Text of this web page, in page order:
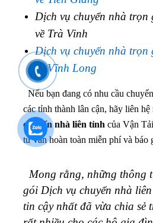
Dịch vụ chuyển nhà
về Trà Vinh
Dịch vụ chuyển nhà
về Vĩnh Long
Nếu bạn đang có nhu cầu
các tỉnh thành lân cận, hãy liên hệ
chuyển nhà liên tỉnh của Vận
tư vấn hoàn toàn miễn phí và báo
Mong rằng, những thông
gói Dịch vụ chuyển nhà
tin cậy nhất đã vừa chia sẻ